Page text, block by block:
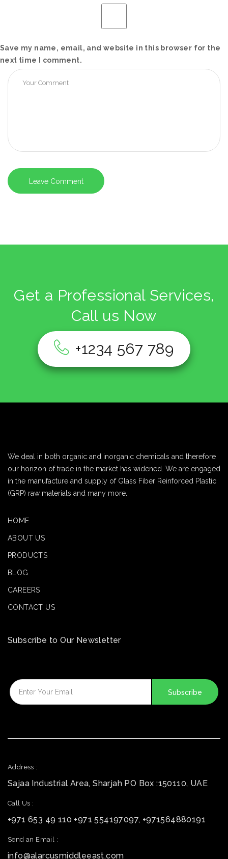
Save my name, email, and website in this browser for the
next time I comment.
Get a Professional Services,
Call us Now
+1234 567 789
We deal in both organic and inorganic chemicals and therefore
our horizon of trade in the market has widened. We are engaged
in the manufacture and supply of Glass Fiber Reinforced Plastic
(GRP) raw materials and many more.
HOME
ABOUT US
PRODUCTS
BLOG
CAREERS
CONTACT US
Subscribe to Our Newsletter
Address :
Sajaa Industrial Area, Sharjah PO Box :150110, UAE
Call Us :
+971 653 49 110 +971 554197097, +971564880191
Send an Email :
info@alarcusmiddleeast.com